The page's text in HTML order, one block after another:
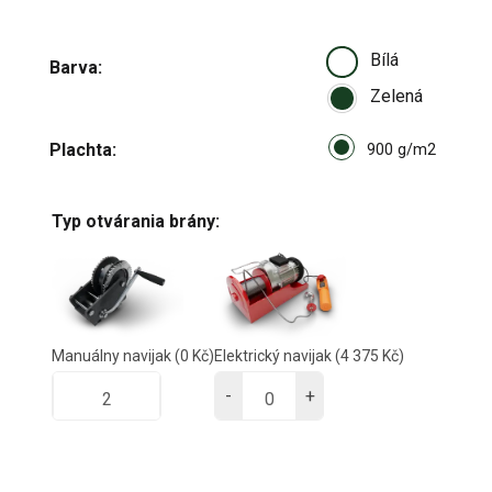
Barva
Bílá
Zelená
Plachta Select pa_plachta
900 g/m2
Typ otvárania brány:
Manuálny navijak(0 Kč)Elektrický navijak(4 375 Kč)
-
+